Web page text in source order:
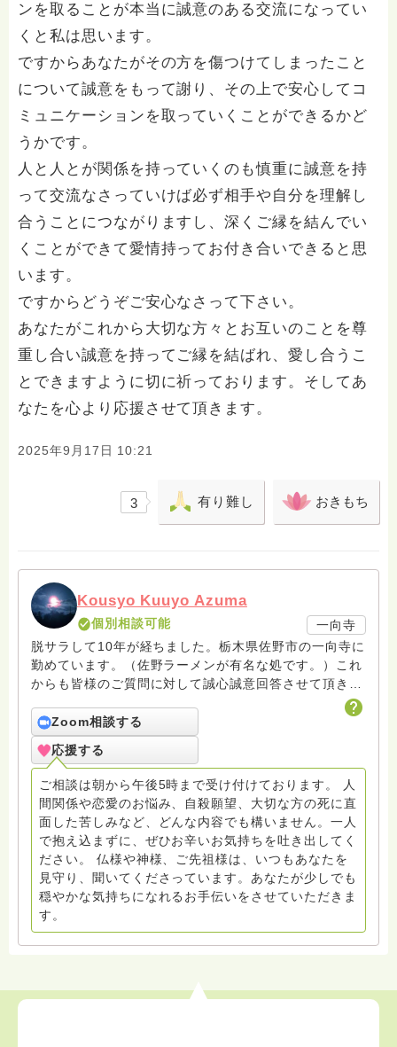
ンを取ることが本当に誠意のある交流になってい
くと私は思います。
ですからあなたがその方を傷つけてしまったこと
について誠意をもって謝り、その上で安心してコ
ミュニケーションを取っていくことができるかど
うかです。
人と人とが関係を持っていくのも慎重に誠意を持
って交流なさっていけば必ず相手や自分を理解し
合うことにつながりますし、深くご縁を結んでい
くことができて愛情持ってお付き合いできると思
います。
ですからどうぞご安心なさって下さい。
あなたがこれから大切な方々とお互いのことを尊
重し合い誠意を持ってご縁を結ばれ、愛し合うこ
とできますように切に祈っております。そしてあ
なたを心より応援させて頂きます。
2025年9月17日 10:21
3 有り難し おきもち
Kousyo Kuuyo Azuma
個別相談可能
一向寺
脱サラして10年が経ちました。栃木県佐野市の一向寺に
勤めています。（佐野ラーメンが有名な処です。）これ
からも皆様のご質問に対して誠心誠意回答させて頂きた
いと存じます。まだまだ修行中の身ですので至らぬ点あ
ろうかとは存じますが共に精進して参りましょうね。お
寺にもお気軽に遊びに来てください。
Zoom相談する
応援する
ご相談は朝から午後5時まで受け付けております。 人
間関係や恋愛のお悩み、自殺願望、大切な方の死に直
面した苦しみなど、どんな内容でも構いません。一人
で抱え込まずに、ぜひお辛いお気持ちを吐き出してく
ださい。 仏様や神様、ご先祖様は、いつもあなたを
見守り、聞いてくださっています。あなたが少しでも
穏やかな気持ちになれるお手伝いをさせていただきま
す。